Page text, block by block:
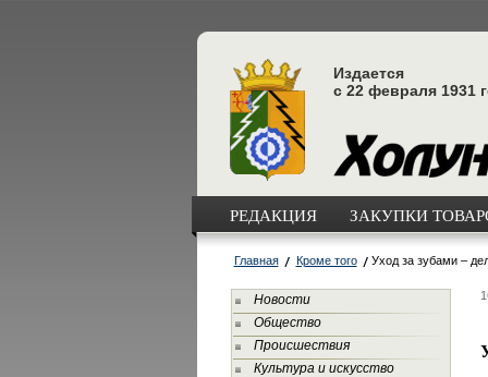
Издается
с 22 февраля 1931
РЕДАКЦИЯ ЗАКУПКИ
Главная Кроме того Уход за зубами –
Новости
Общество
Происшествия
Культура и искусство